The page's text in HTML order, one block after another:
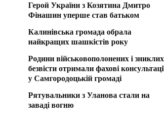
Герой України з Козятина Дмитро
Фінашин уперше став батьком
Калинівська громада обрала
найкращих шашкістів року
Родини військовополонених і зниклих
безвісти отримали фахові
у Самгородоцькій громаді
Рятувальники з Уланова стали на
заваді вогню